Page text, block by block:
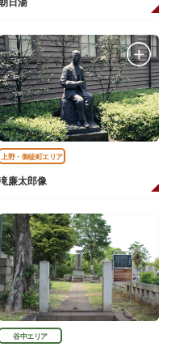
上野・御徒町エリア
廉太郎像
谷中エリア